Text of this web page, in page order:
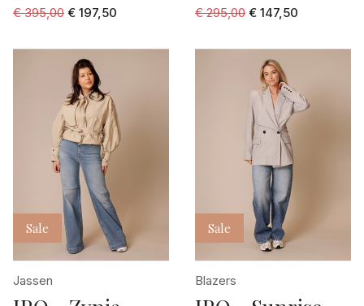
€ 395,00 € 197,50 € 295,00 € 147,50
Sale
Jassen
Sale
Blazers